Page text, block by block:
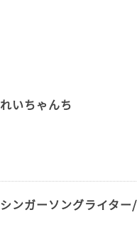
れいちゃんち
シンガーソングライタ